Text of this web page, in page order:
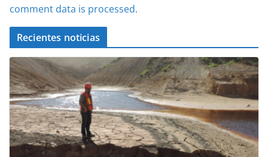
comment data is processed.
Recientes noticias